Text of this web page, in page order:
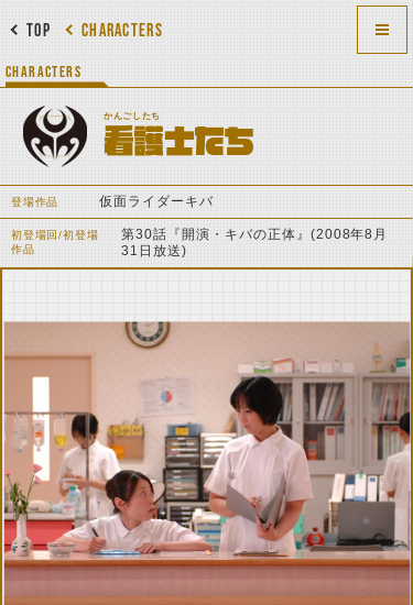
CHARACTERS
TOP
CHARACTERS
かんごしたち
看護士たち
登場作品 仮面ライダーキバ
初登場回/初登場
作品
第30話『開演・キバの正体』(2008年8月
31日放送)